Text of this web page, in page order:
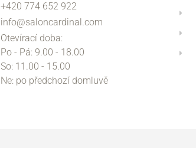
+420 774 652 922
info@saloncardinal.com
Otevírací doba:
Po - Pá: 9.00 - 18.00
So: 11.00 - 15.00
Ne: po předchozí domluvě